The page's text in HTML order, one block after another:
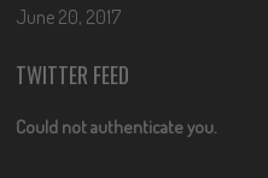
June 20, 2017
TWITTER FEED
Could not authenticate you.